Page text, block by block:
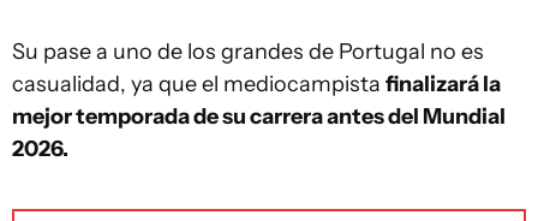
Su pase a uno de los grandes de Portugal no es
casualidad, ya que el mediocampista finalizará la
mejor temporada de su carrera antes del Mundial
2026.